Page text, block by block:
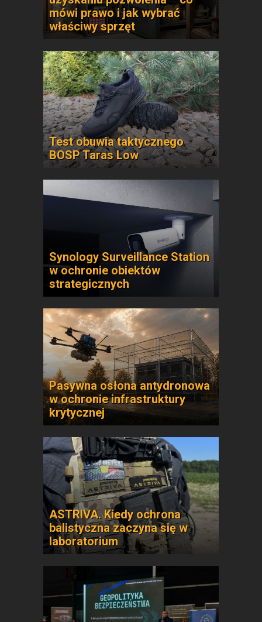
mówi prawo i jak wybrać
właściwy sprzęt
Test obuwia taktycznego
BOSP Taras Low
Synology Surveillance Station
w ochronie obiektów
strategicznych
Pasywna osłona antydronowa
w ochronie infrastruktury
krytycznej
ASTRIVA. Kiedy ochrona
balistyczna zaczyna się w
laboratorium